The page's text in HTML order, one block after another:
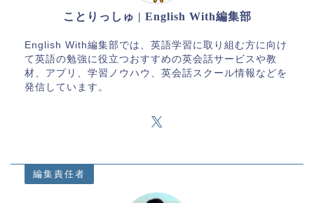
ことりっしゅ | English With編集部
English With編集部では、英語学習に取り組む方に向け
て英語の勉強に役立つおすすめの英会話サービスや教
材、アプリ、学習ノウハウ、英会話スクール情報などを
発信しています。
編集責任者